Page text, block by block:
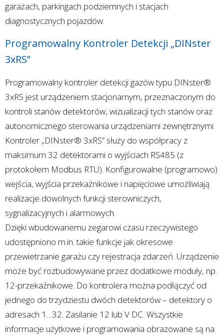
garażach, parkingach podziemnych i stacjach
diagnostycznych pojazdów.
Programowalny Kontroler Detekcji „DINster
3xRS”
Programowalny kontroler detekcji gazów typu DINster®
3xRS jest urządzeniem stacjonarnym, przeznaczonym do
kontroli stanów detektorów, wizualizacji tych stanów oraz
autonomicznego sterowania urządzeniami zewnętrznymi.
Kontroler „DINster® 3xRS” służy do współpracy z
maksimum 32 detektorami o wyjściach RS485 (z
protokołem Modbus RTU). Konfigurowalne (programowo)
wejścia, wyjścia przekaźnikowe i napięciowe umożliwiają
realizacje dowolnych funkcji sterowniczych,
sygnalizacyjnych i alarmowych.
Dzięki wbudowanemu zegarowi czasu rzeczywistego
udostępniono m.in. takie funkcje jak okresowe
przewietrzanie garażu czy rejestracja zdarzeń. Urządzenie
może być rozbudowywane przez dodatkowe moduły, np.
12-przekaźnikowe. Do kontrolera można podłączyć od
jednego do trzydziestu dwóch detektorów – detektory o
adresach 1…32. Zasilanie 12 lub V DC. Wszystkie
informacje użytkowe i programowania obrazowane są na